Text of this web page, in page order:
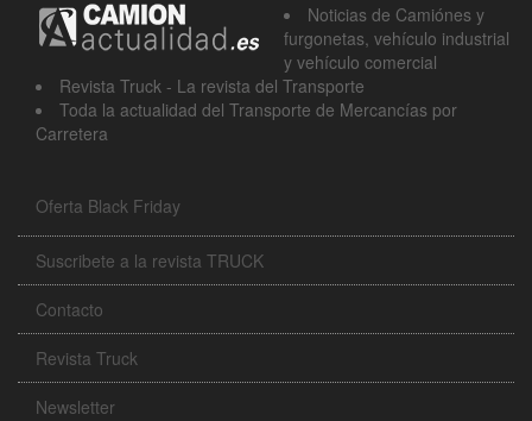
Noticias de Camiónes y
furgonetas, vehículo industrial
y vehículo comercial
Revista Truck - La revista del Transporte
Toda la actualidad del Transporte de Mercancías por
Carretera
Oferta Black Friday
Suscribete a la revista TRUCK
Contacto
Revista Truck
Newsletter